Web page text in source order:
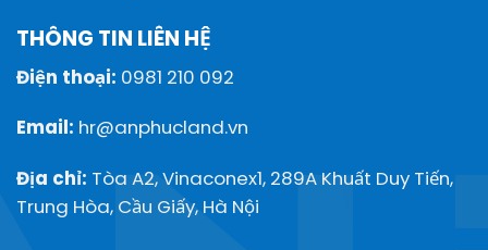
THÔNG TIN LIÊN HỆ
Điện thoại: 0981 210 092
Email: hr@anphucland.vn
Địa chỉ: Tòa A2, Vinaconex1, 289A Khuất Duy Tiến,
Trung Hòa, Cầu Giấy, Hà Nội